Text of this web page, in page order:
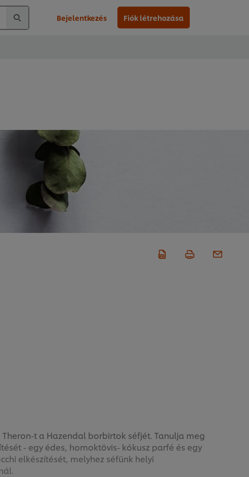
Bejelentkezés Fiók létrehozása
t a Hazendal borbirtok séfjét. Tanulja meg
- egy édes, homoktövis- kókusz parfé és egy
elkészítését, melyhez séfünk helyi